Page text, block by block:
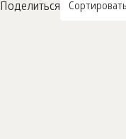
Поделиться